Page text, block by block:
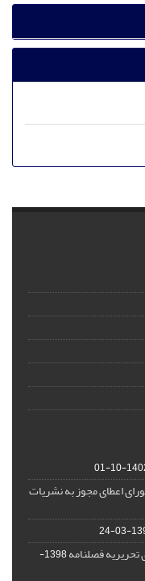
1402-
اعطای مجوز به نشریات
فصلنامه
1398-